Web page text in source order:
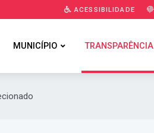
ACESSIBILIDADE
MUNICÍPIO TRANSPARÊNCIA